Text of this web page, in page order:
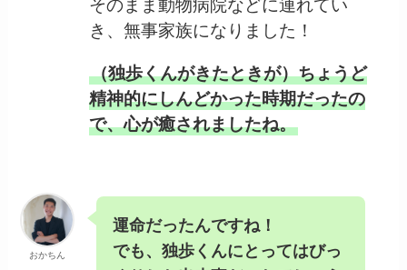
そのまま動物病院などに連れてい
き、無事家族になりました！
（独歩くんがきたときが）ちょうど
精神的にしんどかった時期だったの
で、心が癒されましたね。
おかちん
運命だったんですね！
でも、独歩くんにとってはびっ